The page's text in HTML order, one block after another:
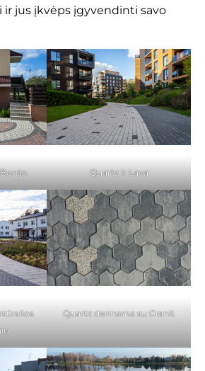
ir jus įkvėps įgyvendinti savo
Quartz ir Lava
Quartz derinama su Granit